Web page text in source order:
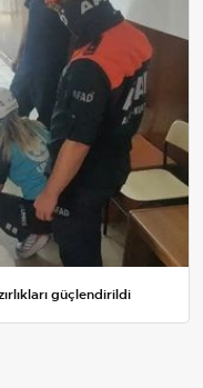
güçlendirildi